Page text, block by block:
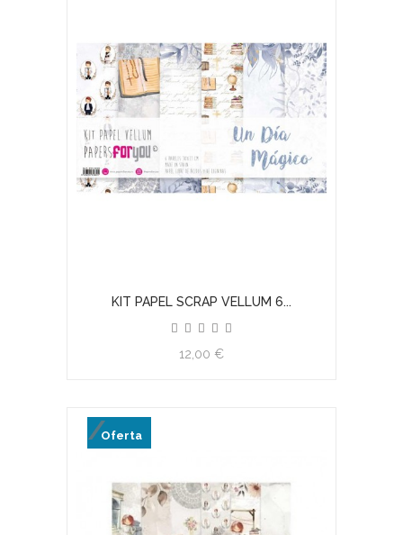
KIT PAPEL SCRAP VELLUM 6...
12,00 €
Oferta